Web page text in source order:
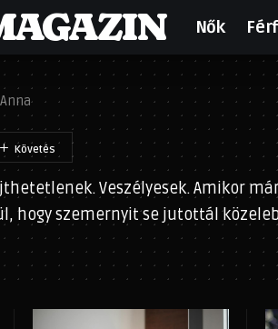
Nők
Veszélyesek. Amikor
hogy szemernyit se jutottál